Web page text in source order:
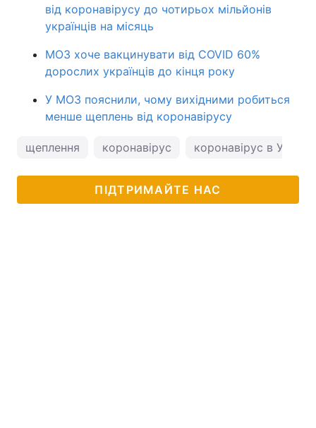
від коронавірусу до чотирьох мільйонів
українців на місяць
МОЗ хоче вакцинувати від COVID 60%
дорослих українців до кінця року
У МОЗ пояснили, чому вихідними робиться
менше щеплень від коронавірусу
щеплення коронавірус коронавірус в Україні
ПІДТРИМАЙТЕ НАС